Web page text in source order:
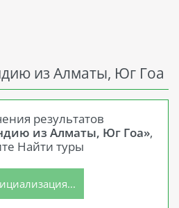
из Алматы, Юг Гоа
результатов
из Алматы, Юг Гоа»,
Найти туры